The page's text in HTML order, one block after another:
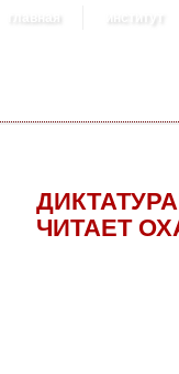
главная институт
ЧИТАЕТ